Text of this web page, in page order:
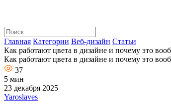
Главная Категории Веб-дизайн Статьи
Как работают цвета в дизайне и почему это
Как работают цвета в дизайне и почему это
37
5 мин
23 декабря 2025
Yaroslaves